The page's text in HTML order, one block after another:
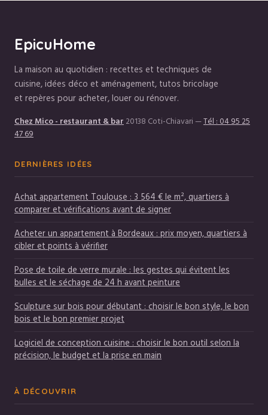
EpicuHome
La maison au quotidien : recettes et techniques de
cuisine, idées déco et aménagement, tutos bricolage
et repères pour acheter, louer ou rénover.
Chez Mico - restaurant & bar20138 Coti-Chiavari—Tél : 04 95 25
47 69
DERNIÈRES IDÉES
Achat appartement Toulouse : 3 564 € le m², quartiers à
comparer et vérifications avant de signer
Acheter un appartement à Bordeaux : prix moyen, quartiers à
cibler et points à vérifier
Pose de toile de verre murale : les gestes qui évitent les
bulles et le séchage de 24 h avant peinture
Sculpture sur bois pour débutant : choisir le bon style, le bon
bois et le bon premier projet
Logiciel de conception cuisine : choisir le bon outil selon la
précision, le budget et la prise en main
À DÉCOUVRIR